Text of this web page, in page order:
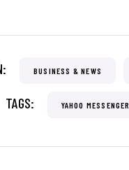
BUSINESS & NEWS
TAGS: YAHOO MESSENGER